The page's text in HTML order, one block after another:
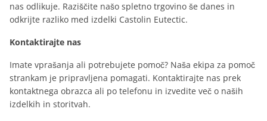
nas odlikuje. Raziščite našo spletno trgovino še danes in
odkrijte razliko med izdelki Castolin Eutectic.
Kontaktirajte nas
Imate vprašanja ali potrebujete pomoč? Naša ekipa za pomoč
strankam je pripravljena pomagati. Kontaktirajte nas prek
kontaktnega obrazca ali po telefonu in izvedite več o naših
izdelkih in storitvah.